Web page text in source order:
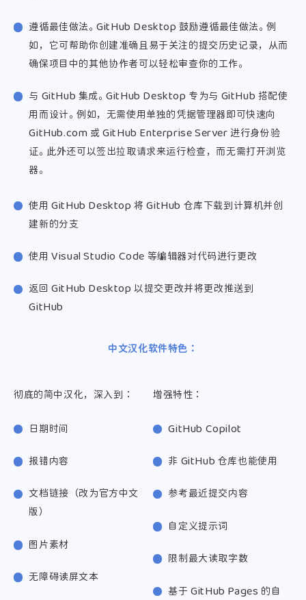
支付宝
遵循最佳做法。 GitHub Desktop 鼓励遵循最佳做法。 例
如，它可帮助你创建准确且易于关注的提交历史记录，从而
确保项目中的其他协作者可以轻松审查你的工作。
与 GitHub 集成。 GitHub Desktop 专为与 GitHub 搭配使
用而设计。 例如，无需使用单独的凭据管理器即可快速向
GitHub.com 或 GitHub Enterprise Server 进行身份验
证。 此外还可以签出拉取请求来运行检查，而无需打开浏览
器。
使用 GitHub Desktop 将 GitHub 仓库下载到计算机并创
建新的分支
使用 Visual Studio Code 等编辑器对代码进行更改
返回 GitHub Desktop 以提交更改并将更改推送到
GitHub
中文汉化软件特色：
彻底的简中汉化，深入到：
日期时间
报错内容
文档链接（改为官方中文
版）
图片素材
无障碍读屏文本
增强特性：
GitHub Copilot
非 GitHub 仓库也能使用
参考最近提交内容
自定义提示词
限制最大读取字数
基于 GitHub Pages 的自